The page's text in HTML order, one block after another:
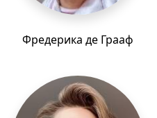
Фредерика де Грааф